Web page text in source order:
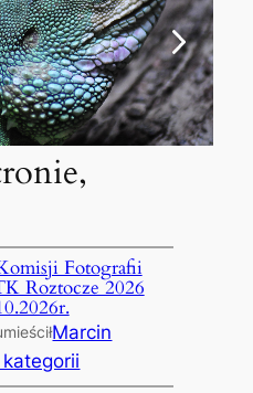
Fotografii
Roztocze 2026
Marcin
kategorii